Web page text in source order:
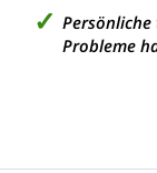
Probleme